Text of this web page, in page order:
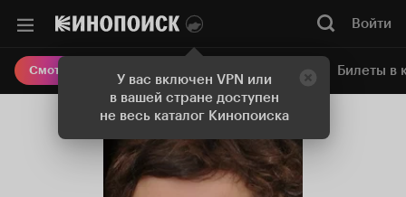
У вас включен VPN или
в вашей стране доступен
не весь каталог Кинопоиска
Войти
Смотреть кино Онлайн-кинотеатр Билеты в